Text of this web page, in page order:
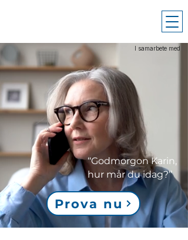
I samarbete med
‘‘Godmorgon Karin,
hur mår du idag?’’
Prova nu